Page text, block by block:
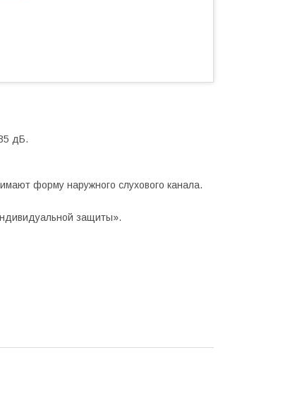
дБ.
форму наружного слухового канала.
защиты».